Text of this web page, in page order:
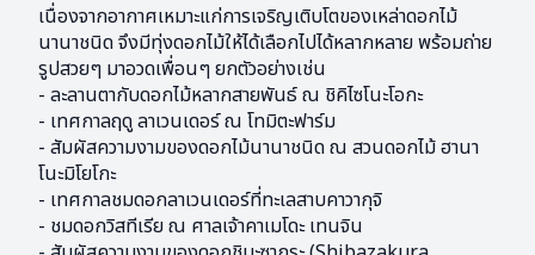
เนื่องจากอากาศเหมาะแก่การเจริญเติบโตของเหล่าดอกไม้
นานาชนิด จึงมีทุ่งดอกไม้ให้ได้เลือกไปได้หลากหลาย พร้อมถ่าย
รูปสวยๆ มาอวดเพื่อนๆ ยกตัวอย่างเช่น
- ละลานตากับดอกไม้หลากสายพันธ์ ณ ชิคิไซโนะโอกะ
- เทศกาลฤดู ลาเวนเดอร์ ณ โทมิตะฟาร์ม
- สัมผัสความงามของดอกไม้นานาชนิด ณ สวนดอกไม้ ฮานา
โนะมิโยโกะ
- เทศกาลชมดอกลาเวนเดอร์ที่ทะเลสาบคาวากุจิ
- ชมดอกวิสทีเรีย ณ ศาลเจ้าคาเมโดะ เทนจิน